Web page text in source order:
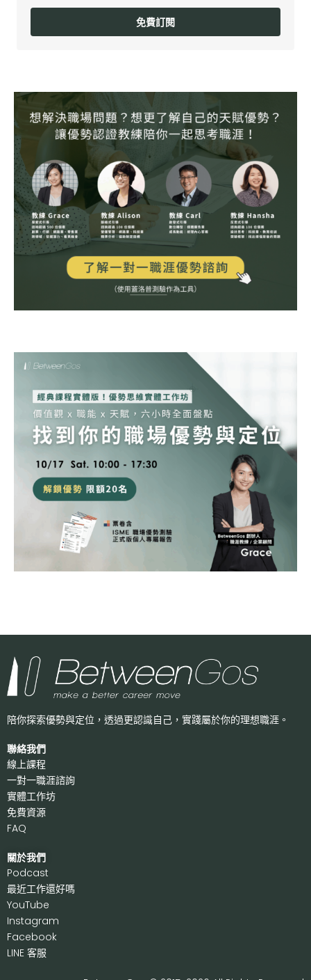
免費訂閱
陪你探索優勢與定位，透過更認識自己， 實踐屬於你的理想職涯。
聯絡我們
線上課程
一對一職涯諮詢
實體工作坊
免費資源
FAQ
關於我們
Podcast
最近工作還好嗎
YouTube
Instagram
Facebook
LINE 客服